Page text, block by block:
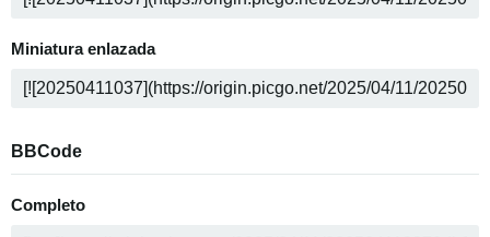
Miniatura enlazada
BBCode
Completo